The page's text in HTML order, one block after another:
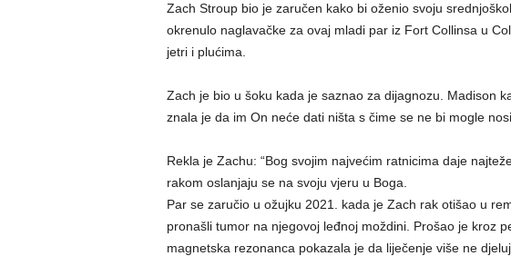
Zach Stroup bio je zaručen kako bi oženio svoju
okrenulo naglavačke za ovaj mladi par iz Fort Collinsa u
jetri i plućima.
Zach je bio u šoku kada je saznao za dijagnozu. Madison
znala je da im On neće dati ništa s čime se ne bi mogle
Rekla je Zachu: “Bog svojim najvećim ratnicima daje
rakom oslanjaju se na svoju vjeru u Boga.
Par se zaručio u ožujku 2021. kada je Zach rak otišao u
pronašli tumor na njegovoj leđnoj moždini. Prošao je kroz
magnetska rezonanca pokazala je da liječenje više ne